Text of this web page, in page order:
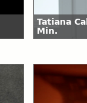
Tatiana
Min.